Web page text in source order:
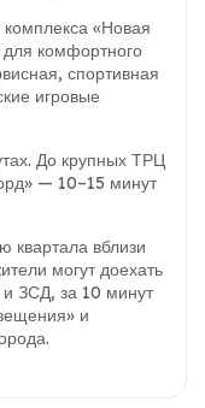
«Новая
комфортного
спортивная
игровые
До крупных ТРЦ
— 10–15 минут
квартала вблизи
могут доехать
ЗСД, за 10 минут
и